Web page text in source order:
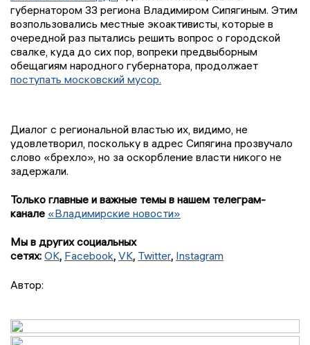
губернатором 33 региона Владимиром Сипягиным. Этим
возпользовались местные экоактивисты, которые в
очередной раз пытались решить вопрос о городской
свалке, куда до сих пор, вопреки предвыборным
обещагиям народного губернатора, продолжает
поступать московский мусор.
Диалог с региональной властью их, видимо, не
удовлетворил, поскольку в адрес Сипягина прозвучало
слово «брехло», но за оскорбление власти никого не
задержали.
Только главные и важные темы в нашем телеграм-
канале «Владимирские новости»
Мы в других социальных
сетях: OK, Facebook, VK, Twitter, Instagram
Автор: